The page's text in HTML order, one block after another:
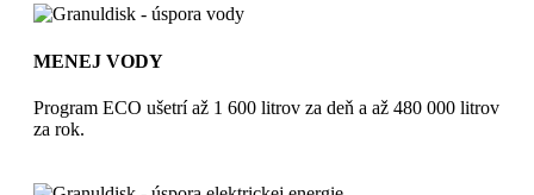
MENEJ VODY
Program ECO ušetrí až 1 600 litrov za deň a až 480 000 litrov
za rok.